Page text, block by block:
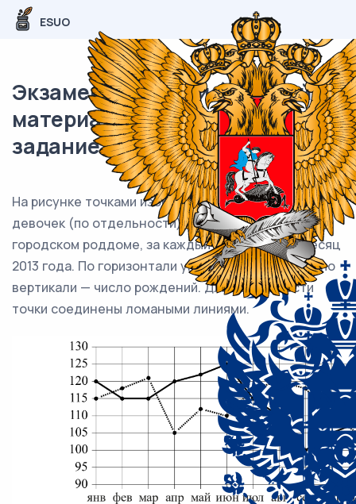
ESUO
Экзаменационный (типовой)
материал ЕГЭ / База / 07
задание (24) / 100
На рисунке точками изображено число мальчиков и
девочек (по отдельности), родившихся в
городском роддоме, за каждый календарный месяц
2013 года. По горизонтали указываются месяцы, по
вертикали — число рождений. Для наглядности
точки соединены ломаными линиями.